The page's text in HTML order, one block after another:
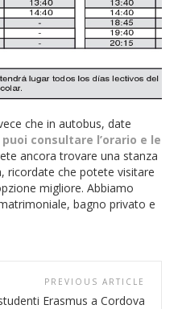
che in autobus, date
puoi consultare l’orario e le
ancora trovare una stanza
ricordate che potete visitare
migliore. Abbiamo
bagno privato e
PREVIOUS ARTICLE
Erasmus a Cordova